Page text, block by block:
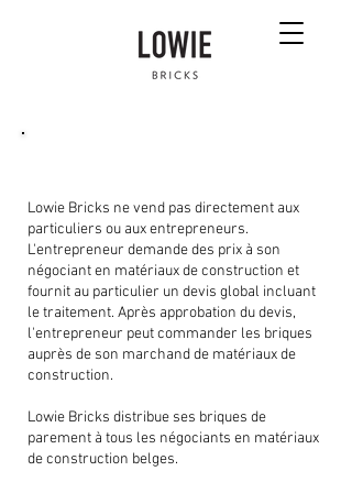
Lowie Bricks ne vend pas directement aux
particuliers ou aux entrepreneurs.
L'entrepreneur demande des prix à son
négociant en matériaux de construction et
fournit au particulier un devis global incluant
le traitement. Après approbation du devis,
l'entrepreneur peut commander les briques
auprès de son marchand de matériaux de
construction.
Lowie Bricks distribue ses briques de
parement à tous les négociants en matériaux
de construction belges.